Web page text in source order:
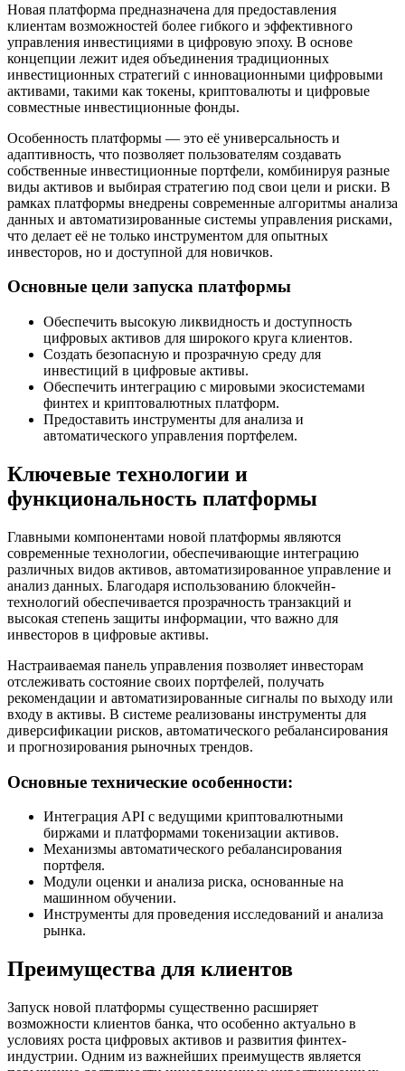
Новая платформа предназначена для предоставления
клиентам возможностей более гибкого и эффективного
управления инвестициями в цифровую эпоху. В основе
концепции лежит идея объединения традиционных
инвестиционных стратегий с инновационными цифровыми
активами, такими как токены, криптовалюты и цифровые
совместные инвестиционные фонды.
Особенность платформы — это её универсальность и
адаптивность, что позволяет пользователям создавать
собственные инвестиционные портфели, комбинируя разные
виды активов и выбирая стратегию под свои цели и риски. В
рамках платформы внедрены современные алгоритмы анализа
данных и автоматизированные системы управления рисками,
что делает её не только инструментом для опытных
инвесторов, но и доступной для новичков.
Основные цели запуска платформы
Обеспечить высокую ликвидность и доступность
цифровых активов для широкого круга клиентов.
Создать безопасную и прозрачную среду для
инвестиций в цифровые активы.
Обеспечить интеграцию с мировыми экосистемами
финтех и криптовалютных платформ.
Предоставить инструменты для анализа и
автоматического управления портфелем.
Ключевые технологии и
функциональность платформы
Главными компонентами новой платформы являются
современные технологии, обеспечивающие интеграцию
различных видов активов, автоматизированное управление и
анализ данных. Благодаря использованию блокчейн-
технологий обеспечивается прозрачность транзакций и
высокая степень защиты информации, что важно для
инвесторов в цифровые активы.
Настраиваемая панель управления позволяет инвесторам
отслеживать состояние своих портфелей, получать
рекомендации и автоматизированные сигналы по выходу или
входу в активы. В системе реализованы инструменты для
диверсификации рисков, автоматического ребалансирования
и прогнозирования рыночных трендов.
Основные технические особенности:
Интеграция API с ведущими криптовалютными
биржами и платформами токенизации активов.
Механизмы автоматического ребалансирования
портфеля.
Модули оценки и анализа риска, основанные на
машинном обучении.
Инструменты для проведения исследований и анализа
рынка.
Преимущества для клиентов
Запуск новой платформы существенно расширяет
возможности клиентов банка, что особенно актуально в
условиях роста цифровых активов и развития финтех-
индустрии. Одним из важнейших преимуществ является